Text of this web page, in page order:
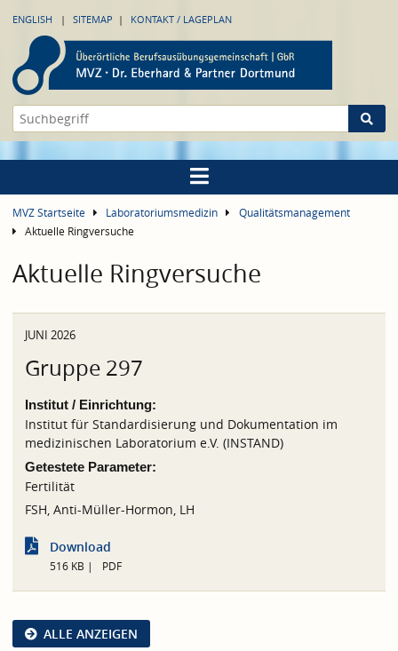
ENGLISH SITEMAP KONTAKT / LAGEPLAN
MVZ Startseite Laboratoriumsmedizin
Qualitätsmanagement
Aktuelle Ringversuche
Aktuelle Ringversuche
JUNI 2026
Gruppe 297
Institut / Einrichtung:
Institut für Standardisierung und Dokumentation im
medizinischen Laboratorium e.V. (INSTAND)
Getestete Parameter:
Fertilität
FSH, Anti-Müller-Hormon, LH
Download
516 KB PDF
ALLE ANZEIGEN